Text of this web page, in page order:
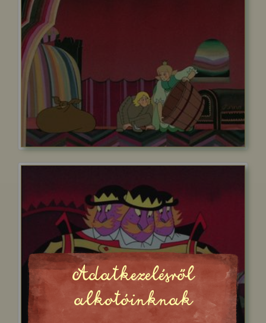
Adatkezelésről
alkotóinknak